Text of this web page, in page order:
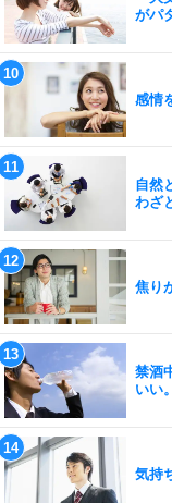
がパ
感情
自然
わざ
焦り
禁酒
いい。
気持